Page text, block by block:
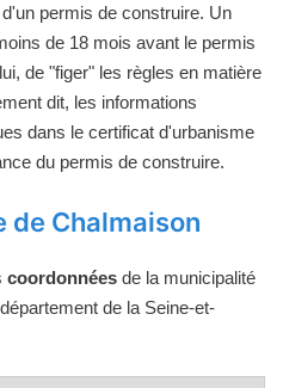
permis de construire. Un
de 18 mois avant le permis
de "figer" les règles en matière
dit, les informations
dans le certificat d'urbanisme
du permis de construire.
de Chalmaison
coordonnées de la municipalité
de la Seine-et-